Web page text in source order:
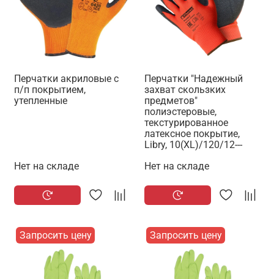
Перчатки акриловые с
п/п покрытием,
утепленные
Нет на складе
Перчатки "Надежный
захват скользких
предметов"
полиэстеровые,
текстурированное
латексное покрытие,
Libry, 10(ХL)/120/12---
Нет на складе
Запросить цену Запросить цену